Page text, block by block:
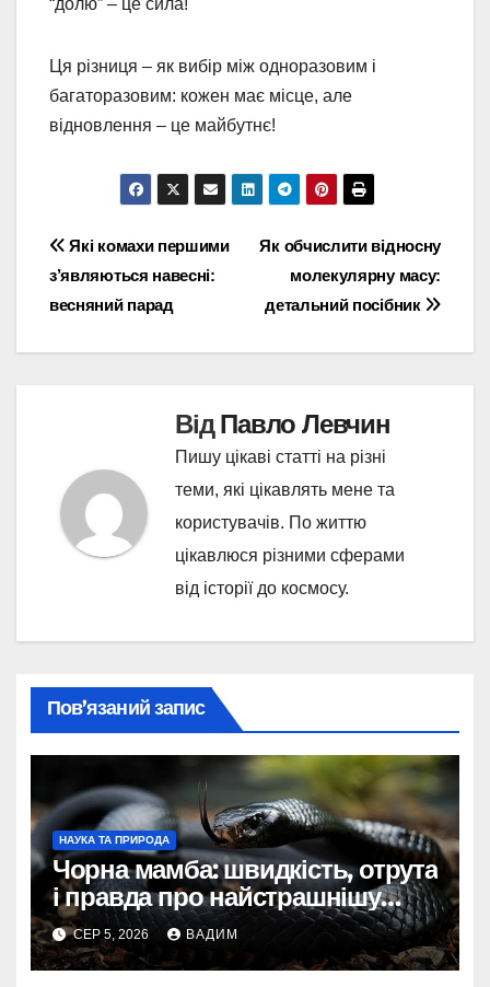
“долю” – це сила!
Ця різниця – як вибір між одноразовим і
багаторазовим: кожен має місце, але
відновлення – це майбутнє!
Навігація
записів
Як обчислити відносну
молекулярну масу:
детальний посібник
Які комахи першими
з’являються навесні:
весняний парад
ВідПавло Левчин
Пишу цікаві статті на різні
теми, які цікавлять мене та
користувачів. По життю
цікавлюся різними сферами
від історії до космосу.
Пов’язаний запис
НАУКА ТА ПРИРОДА
Чорна мамба: швидкість, отрута
і правда про найстрашнішу
змію Африки
СЕР 5, 2026 ВАДИМ